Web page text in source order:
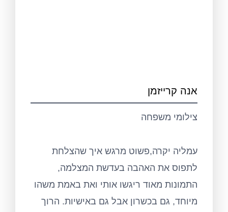
אנה קרייזמן
צילומי משפחה
עמליה יקרה,פשוט מרגש איך שהצלחת
לתפוס את האהבה בעדשת המצלמה,
התמונות מאוד ריגשו אותי ואת באמת משהו
מיוחד, גם בכשרון אבל גם באישיות. הרוך